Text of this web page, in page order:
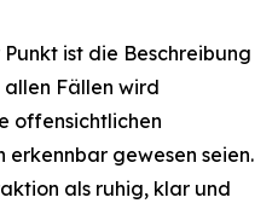
ist die Beschreibung
Fällen wird
offensichtlichen
gewesen seien.
als ruhig, klar und